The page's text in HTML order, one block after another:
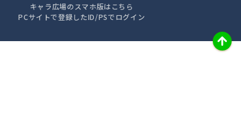
キャラ広場のスマホ版はこちら
PCサイトで登録したID/PSでログイン